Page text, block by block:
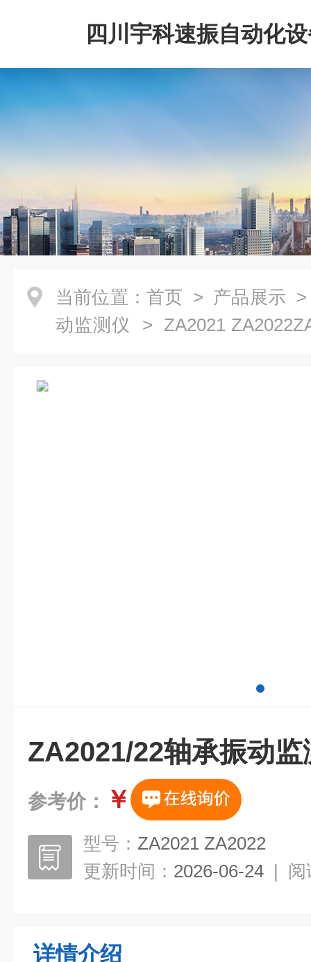
四川宇科速振自动化
公司
当前位置： 首页 > 产品展示
动监测仪 > ZA2021
ZA2021/22轴承振动监
参考价： ￥
型号： ZA2021 ZA2022
更新时间： 2026-06-24 | 阅
详情介绍